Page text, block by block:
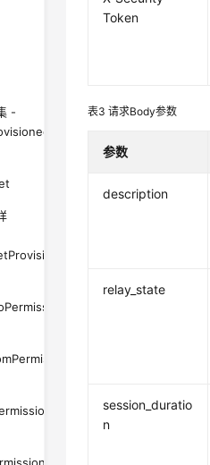
-
Token
表3请求Body参数
参数
description
relay_state
session_duratio
n